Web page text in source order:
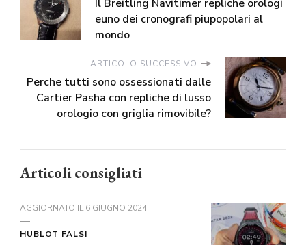
Il Breitling Navitimer repliche orologi
euno dei cronografi piupopolari al
mondo
ARTICOLO SUCCESSIVO
Perche tutti sono ossessionati dalle
Cartier Pasha con repliche di lusso
orologio con griglia rimovibile?
Articoli consigliati
AGGIORNATO IL6 GIUGNO 2024
HUBLOT FALSI